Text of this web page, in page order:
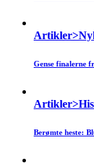
Gense finalerne
Berømte heste: